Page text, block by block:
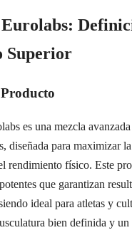
Superior
es una mezcla
diseñada para maximizar
rendimiento físico. Este
que garantizan
ideal para atletas y
bien definida y un